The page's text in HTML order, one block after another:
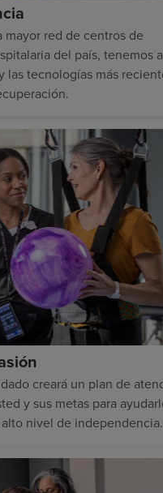
mayor red de centros de
del país, tenemos
las tecnologías más
creará un plan de
y sus metas para
nivel de independencia.